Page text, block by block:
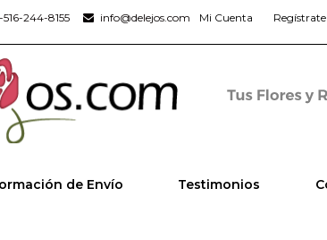
516-244-8155 info@delejos.com Mi Cuenta Regístrate
de Envío Testimonios